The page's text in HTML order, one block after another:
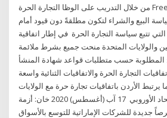
من خلال التدريب على الوظا التجارة الحرة Free trade تعبير اقتصادي
البيع والشراء لتكون مطلقةً دون قيود أمام
التي تتبع سياسة التجارة الحرة في إطار اتفاقية
والولايات المتحدة منحت جميع بشرط ملائمة
المطلوبة حسب متطلبات قواعد شهادة المنشأ
التجارة الحرة والاتفاقيات الثنائية واسعة
يرتبط الأردن باتفاقيات تجارة حرة مع الولايات
المتحدة ودول الاتحاد الأوروبي 17 آب (أغسطس) 2020 خان: أزمة
فرصاً جديدة للشركات الإماراتية للتوسع بالأسواق